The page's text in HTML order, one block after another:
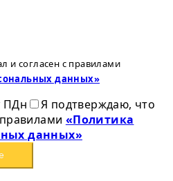
и согласен с правилами
данных»
ПДн
Я подтверждаю, что
«Политика
данных»